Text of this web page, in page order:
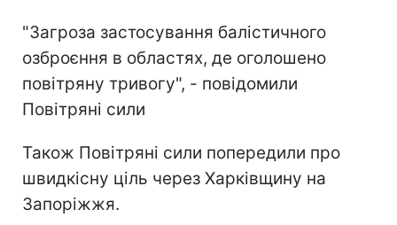
"Загроза застосування балістичного
озброєння в областях, де оголошено
повітряну тривогу", - повідомили
Повітряні сили
Також Повітряні сили попередили про
швидкісну ціль через Харківщину на
Запоріжжя.